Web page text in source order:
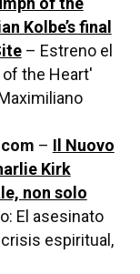
Kolbe’s final
– Estreno el
the Heart'
– Il Nuovo
Kirk
non solo
El asesinato
espiritual,